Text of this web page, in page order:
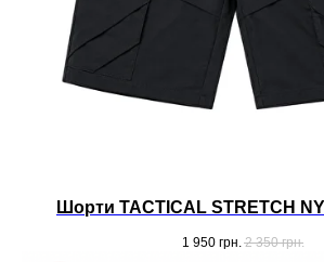
Шорти TACTICAL STRETCH
1 950 грн. 2 350 грн.